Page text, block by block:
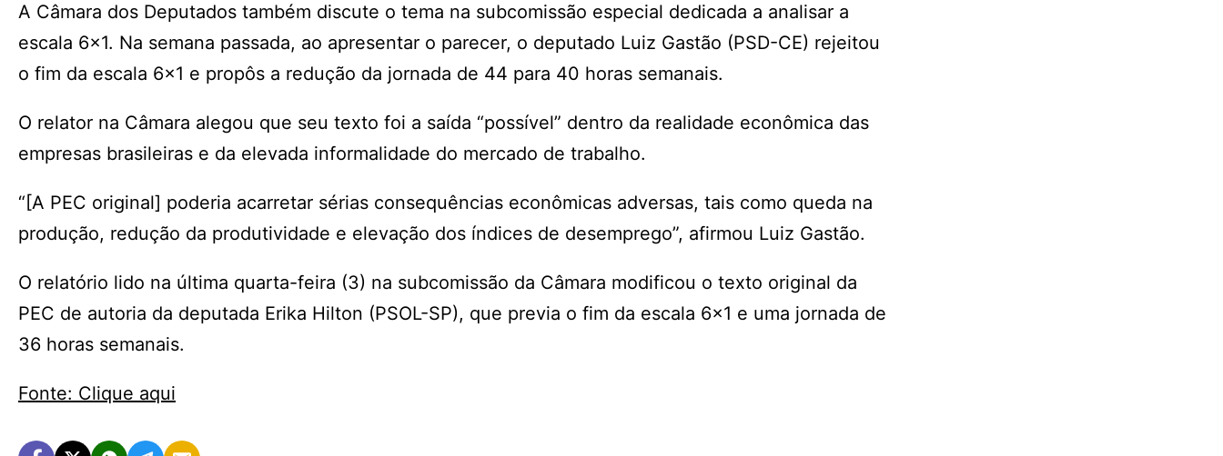
A Câmara dos Deputados também discute o tema na subcomissão especial dedicada a analisar a
escala 6×1. Na semana passada, ao apresentar o parecer, o deputado Luiz Gastão (PSD-CE) rejeitou
o fim da escala 6×1 e propôs a redução da jornada de 44 para 40 horas semanais.
O relator na Câmara alegou que seu texto foi a saída “possível” dentro da realidade econômica das
empresas brasileiras e da elevada informalidade do mercado de trabalho.
“[A PEC original] poderia acarretar sérias consequências econômicas adversas, tais como queda na
produção, redução da produtividade e elevação dos índices de desemprego”, afirmou Luiz Gastão.
O relatório lido na última quarta-feira (3) na subcomissão da Câmara modificou o texto original da
PEC de autoria da deputada Erika Hilton (PSOL-SP), que previa o fim da escala 6×1 e uma jornada de
36 horas semanais.
Fonte: Clique aqui